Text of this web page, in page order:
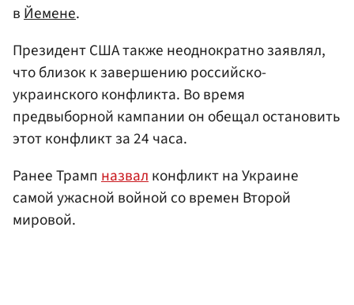
вЙемене.
Президент США также неоднократно заявлял,
что близок к завершению российско-
украинского конфликта. Во время
предвыборной кампании он обещал остановить
этот конфликт за 24 часа.
Ранее Трамп назвалконфликт на Украине
самой ужасной войной со времен Второй
мировой.